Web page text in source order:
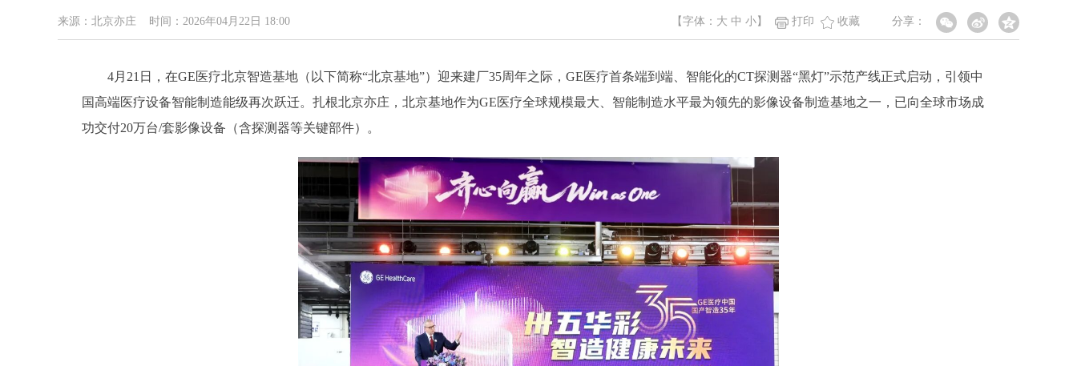
来源：北京亦庄 时间：2026年04月22日 18:00 分享：
【字体： 大 中 小 】 打印 收藏
4月21日，在GE医疗北京智造基地（以下简称“北京基地”）迎来建厂35周年之际，GE医疗首条端到端、智能化的CT探测器“黑灯”示范产线正式启动，引领中
国高端医疗设备智能制造能级再次跃迁。扎根北京亦庄，北京基地作为GE医疗全球规模最大、智能制造水平最为领先的影像设备制造基地之一，已向全球市场成
功交付20万台/套影像设备（含探测器等关键部件）。